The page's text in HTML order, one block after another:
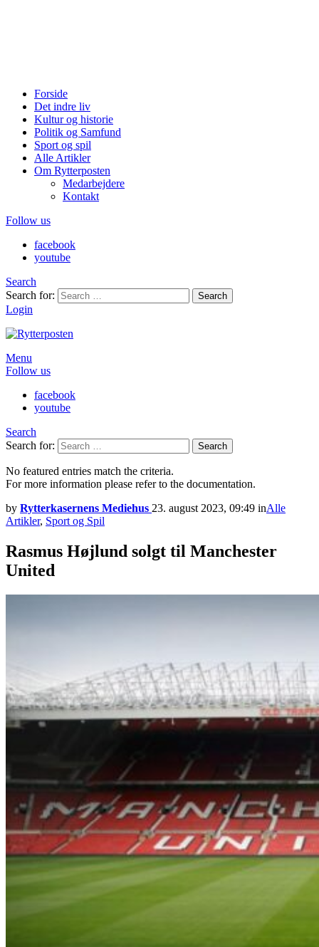
Forside
Det indre liv
Kultur og historie
Politik og Samfund
Sport og spil
Alle Artikler
Om Rytterposten
Medarbejdere
Kontakt
Follow us
facebook
youtube
Search
Search for:
Search
Login
Menu
Follow us
facebook
youtube
Search
Search for:
Search
No featured entries match the criteria.
For more information please refer to the documentation.
by Rytterkasernens Mediehus 23. august 2023, 09:49 inAlle
Artikler, Sport og Spil
Rasmus Højlund solgt til Manchester
United